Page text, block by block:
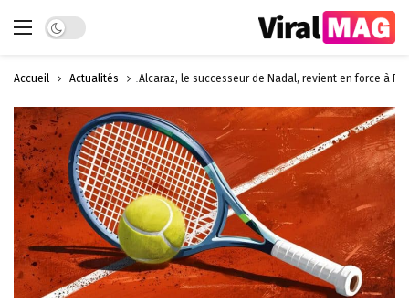
Dark mode
Accueil Actualités Alcaraz, le successeur de Nadal, revient en force à